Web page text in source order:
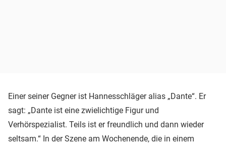
Einer seiner Gegner ist Hannesschläger alias „Dante“. Er
sagt: „Dante ist eine zwielichtige Figur und
Verhörspezialist. Teils ist er freundlich und dann wieder
seltsam.“ In der Szene am Wochenende, die in einem